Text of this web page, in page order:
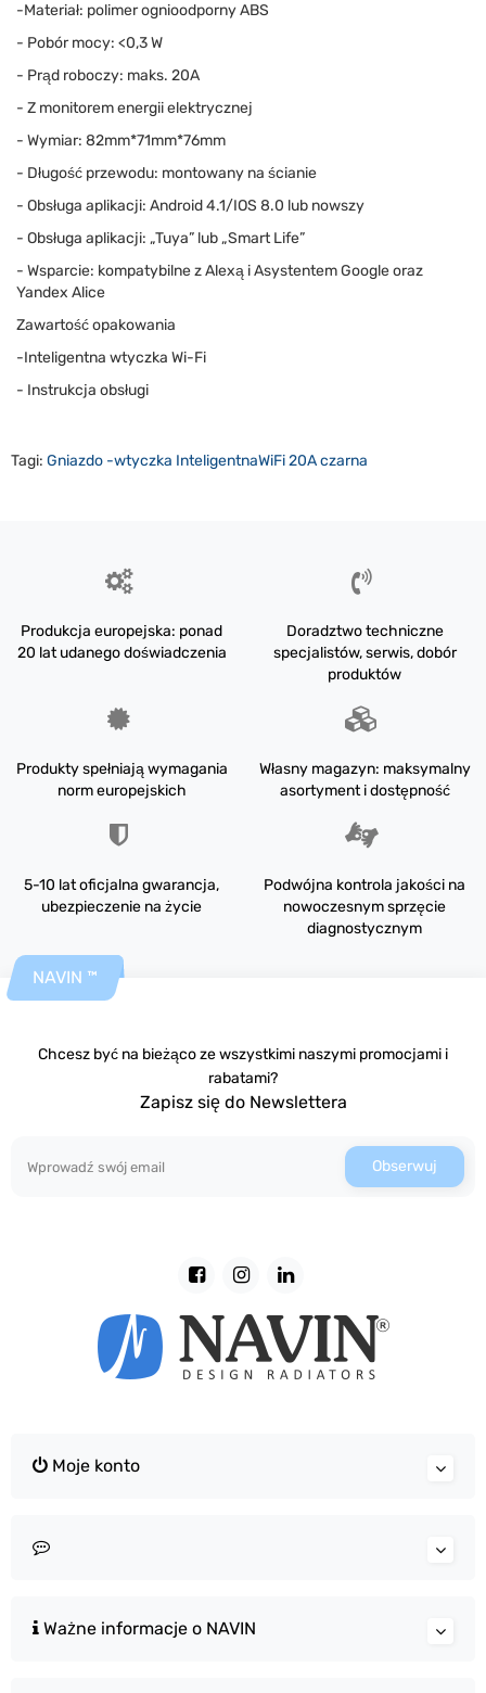
-Materiał: polimer ognioodporny ABS
- Pobór mocy: <0,3 W
- Prąd roboczy: maks. 20A
- Z monitorem energii elektrycznej
- Wymiar: 82mm*71mm*76mm
- Długość przewodu: montowany na ścianie
- Obsługa aplikacji: Android 4.1/IOS 8.0 lub nowszy
- Obsługa aplikacji: „Tuya” lub „Smart Life”
- Wsparcie: kompatybilne z Alexą i Asystentem Google oraz
Yandex Alice
Zawartość opakowania
-Inteligentna wtyczka Wi-Fi
- Instrukcja obsługi
Tagi: Gniazdo -wtyczka InteligentnaWiFi 20A czarna
Produkcja europejska: ponad
20 lat udanego doświadczenia
Doradztwo techniczne
specjalistów, serwis, dobór
produktów
Produkty spełniają wymagania
norm europejskich
Własny magazyn: maksymalny
asortyment i dostępność
5-10 lat oficjalna gwarancja,
ubezpieczenie na życie
Podwójna kontrola jakości na
nowoczesnym sprzęcie
diagnostycznym
NAVIN ™
Chcesz być na bieżąco ze wszystkimi naszymi promocjami i
rabatami?
Zapisz się do Newslettera
Obserwuj
Moje konto
Ważne informacje o NAVIN